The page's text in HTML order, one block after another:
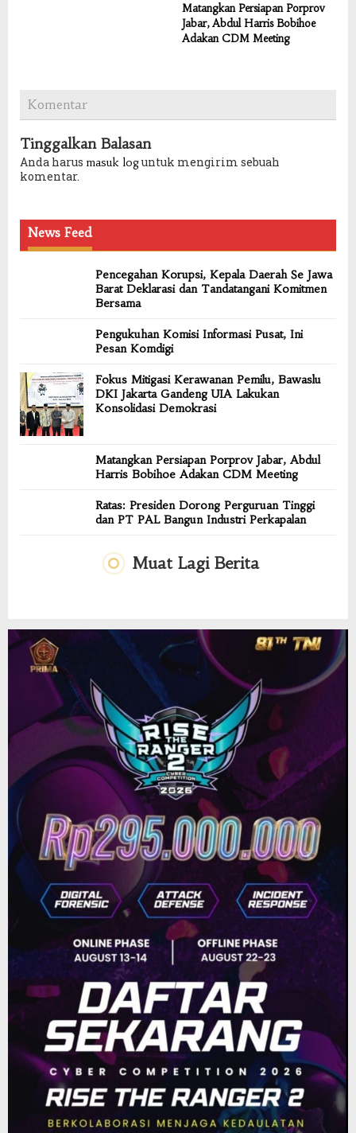
Matangkan Persiapan Porprov
Jabar, Abdul Harris Bobihoe
Adakan CDM Meeting
Komentar
Tinggalkan Balasan
Anda harus masuk loguntuk mengirim sebuah
komentar.
News Feed
Pencegahan Korupsi, Kepala Daerah Se Jawa
Barat Deklarasi dan Tandatangani Komitmen
Bersama
Pengukuhan Komisi Informasi Pusat, Ini
Pesan Komdigi
Fokus Mitigasi Kerawanan Pemilu, Bawaslu
DKI Jakarta Gandeng UIA Lakukan
Konsolidasi Demokrasi
Matangkan Persiapan Porprov Jabar, Abdul
Harris Bobihoe Adakan CDM Meeting
Ratas: Presiden Dorong Perguruan Tinggi
dan PT PAL Bangun Industri Perkapalan
Muat Lagi Berita